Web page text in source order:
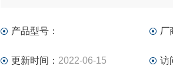
产品型号： 厂
更新时间： 2022-06-15 访